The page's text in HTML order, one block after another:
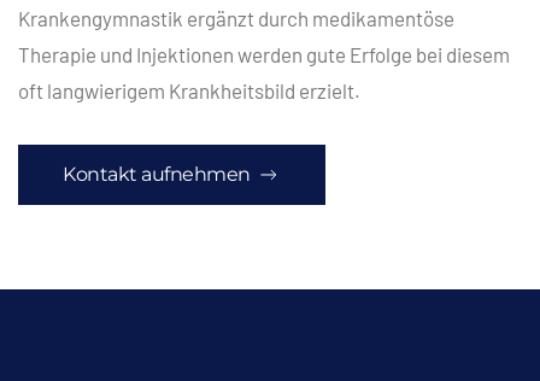
Krankengymnastik ergänzt durch medikamentöse
Therapie und Injektionen werden gute Erfolge bei diesem
oft langwierigem Krankheitsbild erzielt.
Kontakt aufnehmen